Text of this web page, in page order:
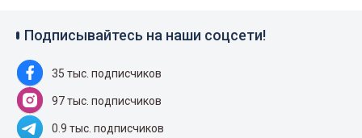
Подписывайтесь на наши соцсети!
35 тыс. подписчиков
97 тыс. подписчиков
0.9 тыс. подписчиков